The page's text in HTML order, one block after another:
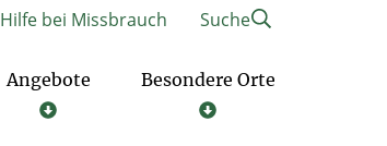
Angebote Besondere Orte
Hilfe bei Missbrauch Suche